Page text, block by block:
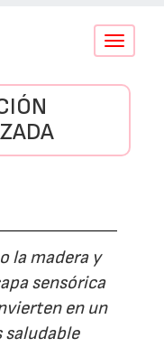
Conmutar
la madera y
sensórica
en un
saludable